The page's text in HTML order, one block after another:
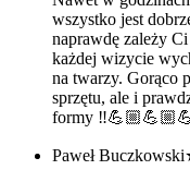
wszystko jest
naprawdę zależy
każdej wizycie
na twarzy. Gorąco
sprzętu, ale i
formy
Paweł Buczkowski